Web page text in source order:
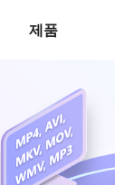
제품